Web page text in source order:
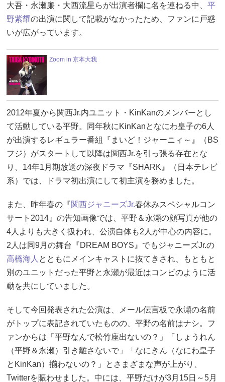
大吾・永瀬廉・大西流星らが出演者欄に名を連ねる中、 平
野紫耀の出演に関して記載がなかったため、ファンに戸惑
いが広がっています。
Zoom in 京本大我
2012年夏から関西Jr.内ユニット・KinKanのメンバーとし
て活動している平野。同年秋にKinKanとなにわ皇子の6人
が出演するレギュラー番組『まいど！ジャーニィ～』（BS
フジ）がスタートして以降は関西Jr.を引っ張る存在とな
り、14年1月期放送の深夜ドラマ『SHARK』（日本テレビ
系）では、ドラマ初出演にして初主演を務めました。
また、昨年春の『関西ジャニーズJr.春休みスペシャルコン
サート2014』の告知画像では、平野＆永瀬の顔写真が他の
4人よりも大きく扱われ、公演自体も2人が中心の内容に。
2人は同9月の舞台『DREAM BOYS』でもジャニーズJr.の
高橋海人 とともにメインキャストに抜てきされ、もともと
別のユニットだった平野と永瀬が最近はコンビのように活
動を共にしていました。
そして今回発表された公演は、メール伝言板で永瀬の名前
がトップに表記されていたものの、平野の名前はナシ。フ
ァンからは「平野なんで松竹座出ないの？」「しょうれん
（平野＆永瀬）引き離さないで」「なにきん（なにわ皇子
とKinKan）揃わないの？」とさまざまな声が上がり、
Twitterを賑わせました。中には、平野だけが3月15日～5月